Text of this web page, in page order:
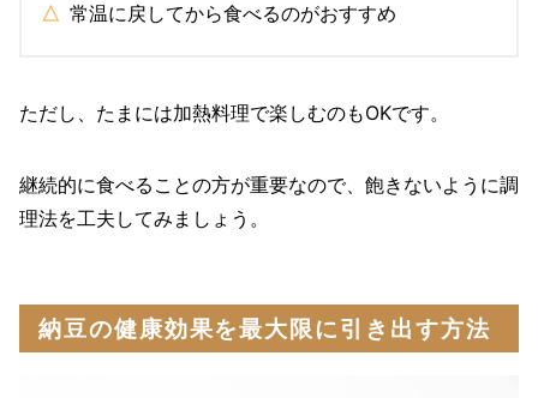
常温に戻してから食べるのがおすすめ
ただし、たまには加熱料理で楽しむのもOKです。
継続的に食べることの方が重要なので、飽きないように調
理法を工夫してみましょう。
納豆の健康効果を最大限に引き出す方法